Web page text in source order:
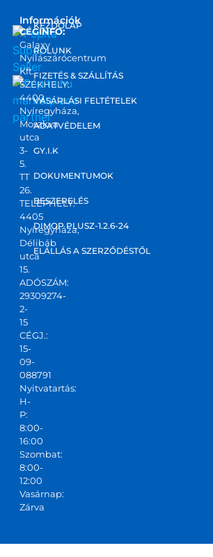
marketplace
partner
Információk
CÉGINFO:
Galaxy
Nyílászárócentrum
Kft.
SZÉKHELY:
4400
Nyíregyháza,
Moszkva
utca
3-
5.
TT
26.
TELEPHELY:
4405
Nyíregyháza,
Délibáb
utca
15.
ADÓSZÁM:
29309274-
2-
15
CÉGJ.:
15-
09-
088791
Nyitvatartás:
H-
P:
8:00-
16:00
Szombat:
8:00-
12:00
Vasárnap:
Zárva
KEZDŐLAP
RÓLUNK
FIZETÉS & SZÁLLÍTÁS
VÁSÁRLÁSI FELTÉTELEK
ADATVÉDELEM
GY.I.K
DOKUMENTUMOK
BESZERELÉS
DIMOP PLUSZ-1.2.6-24
ELÁLLÁS A SZERZŐDÉSTŐL